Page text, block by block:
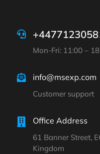
Mon-Fri: 11:00 –
info@msexp.com
Customer support
Office Address
61 Banner Street,
Kingdom